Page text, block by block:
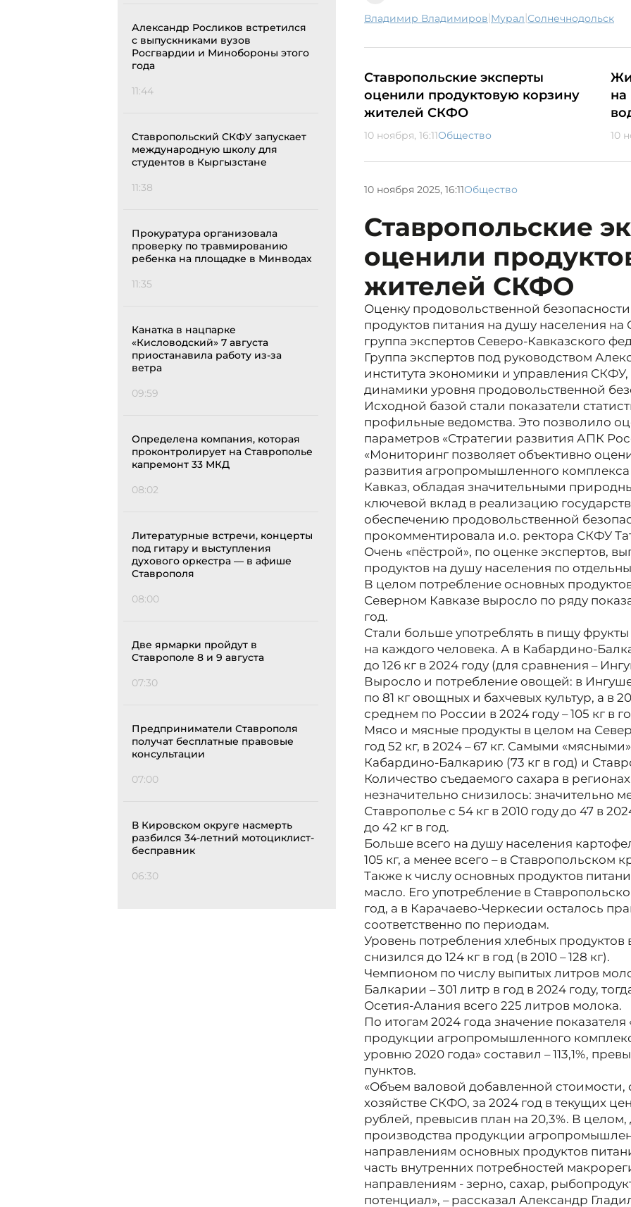
Александр Росликов встретился
с выпускниками вузов
Росгвардии и Минобороны этого
года
11:44
Ставропольский СКФУ запускает
международную школу для
студентов в Кыргызстане
11:38
Прокуратура организовала
проверку по травмированию
ребенка на площадке в Минводах
11:35
Канатка в нацпарке
«Кисловодский» 7 августа
приостанавила работу из-за
ветра
09:59
Определена компания, которая
проконтролирует на Ставрополье
капремонт 33 МКД
08:02
Литературные встречи, концерты
под гитару и выступления
духового оркестра — в афише
Ставрополя
08:00
Две ярмарки пройдут в
Ставрополе 8 и 9 августа
07:30
Предприниматели Ставрополя
получат бесплатные правовые
консультации
07:00
В Кировском округе насмерть
разбился 34-летний мотоциклист-
бесправник
06:30
Владимир Владимиров| мурал| Солнечнодольск
Ставропольские эксперты
оценили продуктовую корзину
жителей СКФО
10 ноября, 16:11Общество
на
10
10 ноября 2025, 16:11Общество
Ставропольские
оценили
жителей СКФО
Оценку продовольственной
продуктов питания на душу населения
группа экспертов Северо-Кавказского
Группа экспертов под руководством
института экономики и управления
динамики уровня продовольственной
Исходной базой стали показатели
профильные ведомства. Это позволило
параметров «Стратегии развития АПК
«Мониторинг позволяет объективно
развития агропромышленного
Кавказ, обладая значительными
ключевой вклад в реализацию
обеспечению продовольственной
прокомментировала и.о. ректора СКФУ
Очень «пёстрой», по оценке экспертов,
продуктов на душу населения по
В целом потребление основных
Северном Кавказе выросло по ряду
год.
Стали больше употреблять в пищу фрукты
на каждого человека. А в Кабардино-
до 126 кг в 2024 году (для сравнения –
Выросло и потребление овощей: в
по 81 кг овощных и бахчевых культур, а в
среднем по России в 2024 году – 105 кг в
Мясо и мясные продукты в целом на
год 52 кг, в 2024 – 67 кг. Самыми
Кабардино-Балкарию (73 кг в год) и
Количество съедаемого сахара в
незначительно снизилось: значительно
Ставрополье с 54 кг в 2010 году до 47 в
до 42 кг в год.
Больше всего на душу населения
105 кг, а менее всего – в Ставропольском
Также к числу основных продуктов
масло. Его употребление в
год, а в Карачаево-Черкесии осталось
соответственно по периодам.
Уровень потребления хлебных
снизился до 124 кг в год (в 2010 – 128 кг).
Чемпионом по числу выпитых литров
Балкарии – 301 литр в год в 2024 году,
Осетия-Алания всего 225 литров молока.
По итогам 2024 года значение
продукции агропромышленного
уровню 2020 года» составил – 113,1%,
пунктов.
«Объем валовой добавленной стоимости,
хозяйстве СКФО, за 2024 год в текущих
рублей, превысив план на 20,3%. В
производства продукции
направлениям основных продуктов
часть внутренних потребностей
направлениям - зерно, сахар,
потенциал», – рассказал Александр